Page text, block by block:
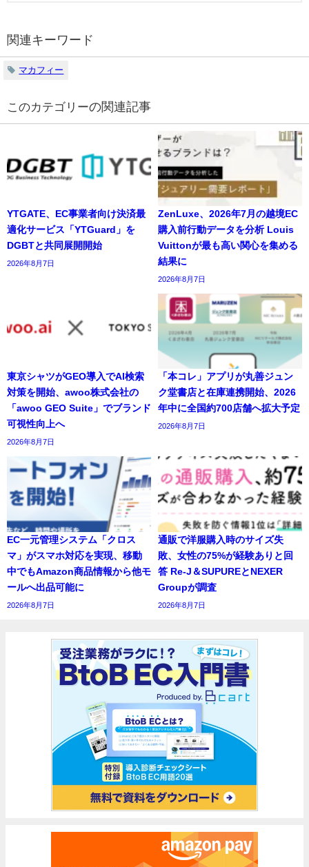
関連キーワード
マカフィー
の関連記事
YTGATE、EC事業者向け決済最
適化サービス「YTGuard」を
DGBTと共同展開開始
2026年8月7日
ZenLuxe、2026年7月の越境EC
購入前行動データを分析 Louis
Vuittonが最も高い関心を集める
結果に
2026年8月7日
東京シャツがGEO導入でAI検索
対策を開始、awoo株式会社の
「awoo GEO Suite」でブランド
可視性向上へ
2026年8月7日
「本コレ」アプリが丸善ジュン
ク堂書店と在庫連携開始、2026
年中に全国約700店舗へ拡大予定
2026年8月7日
EC一元管理システム「クロス
マ」がスマホ対応を実現、移動
中でもAmazon商品情報から他モ
ールへ出品可能に
2026年8月7日
通販で洋服購入時のサイズ失
敗、女性の75%が経験ありと回
答 Re-J＆SUPUREとNEXER
Groupが調査
2026年8月7日